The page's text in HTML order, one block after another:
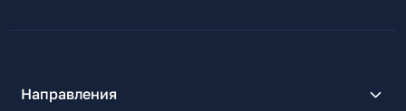
Направления